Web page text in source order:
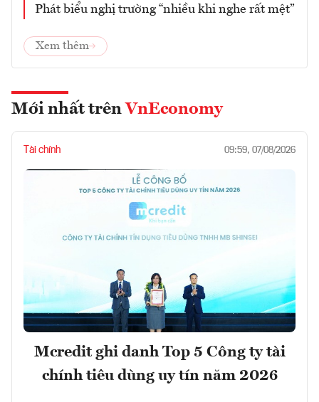
Phát biểu nghị trường “nhiều khi nghe rất mệt”
Xem thêm
Mới nhất trên VnEconomy
Tài chính 09:59, 07/08/2026
Mcredit ghi danh Top 5 Công ty tài
chính tiêu dùng uy tín năm 2026